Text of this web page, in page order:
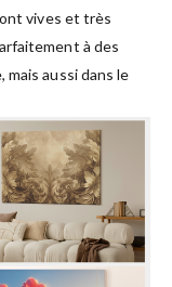
vives et très
à des
aussi dans le